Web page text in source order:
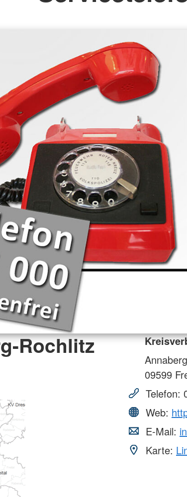
Rochlitz
09599
Telefon:
Web:
E-Mail:
Karte: